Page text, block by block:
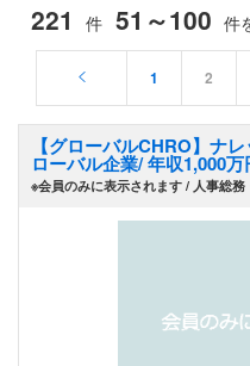
221 件 51～100 件
1 2
【グローバルCHRO】ナ
ローバル企業/ 年収1,000
※会員のみに表示されます / 人事総